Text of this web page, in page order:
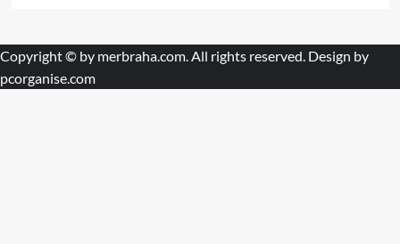
Copyright © by merbraha.com . All rights reserved. Design by
pcorganise.com